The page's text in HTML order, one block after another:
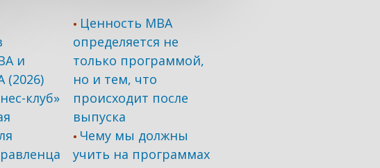
и
(2026)
клуб»
• Ценность MBA
определяется не
только программой,
но и тем, что
происходит после
выпуска
• Чему мы должны
учить на программах